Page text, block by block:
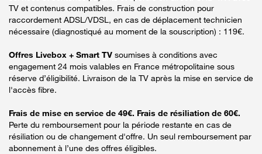
TV et contenus compatibles. Frais de construction pour
raccordement ADSL/VDSL, en cas de déplacement technicien
nécessaire (diagnostiqué au moment de la souscription) : 119€.
Offres Livebox + Smart TV soumises à conditions avec
engagement 24 mois valables en France métropolitaine sous
réserve d’éligibilité. Livraison de la TV après la mise en service de
l'accès fibre.
Frais de mise en service de 49€. Frais de résiliation de 60€.
Perte du remboursement pour la période restante en cas de
résiliation ou de changement d'offre. Un seul remboursement par
abonnement à l’une des offres éligibles.